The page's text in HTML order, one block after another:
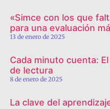
«Simce con los que
para una evaluación
13 de enero de 2025
Cada minuto cuenta:
de lectura
8 de enero de 2025
La clave del